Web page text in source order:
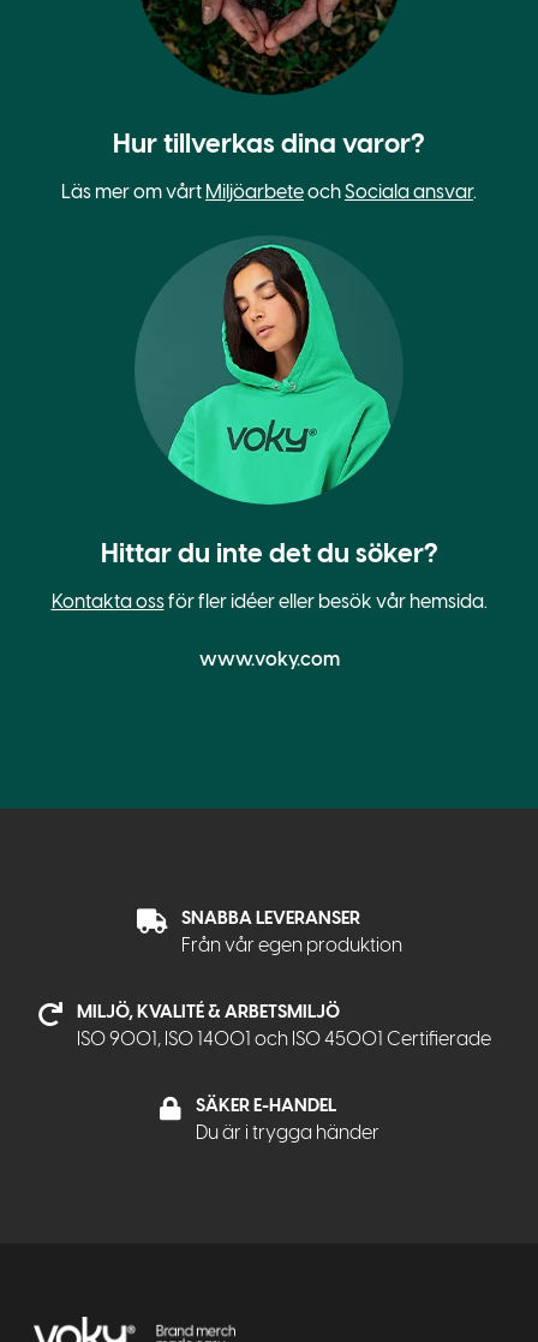
Hur tillverkas dina varor?
Läs mer om vårt MiljöarbeteochSociala ansvar.
Hittar du inte det du söker?
Kontakta ossför fler idéer eller besök vår hemsida.
www.voky.com
SNABBA LEVERANSER
Från vår egen produktion
MILJÖ, KVALITÉ & ARBETSMILJÖ
ISO 9001, ISO 14001 och ISO 45001 Certifierade
SÄKER E-HANDEL
Du är i trygga händer